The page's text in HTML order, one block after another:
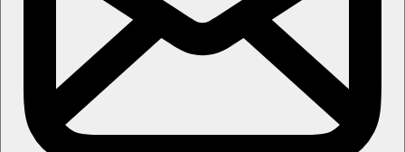
Lehátka a slunečníky u bazénu zdarma
Bar u bazénu
brouzdaliště
Fotogalerie